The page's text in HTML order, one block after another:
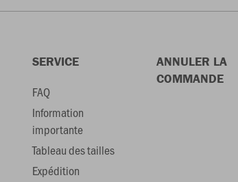
SERVICE
FAQ
Information
importante
Tableau des tailles
Expédition
ANNULER LA
COMMANDE